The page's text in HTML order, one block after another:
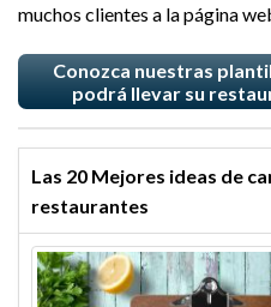
muchos clientes a la página
Conozca nuestras
podrá llevar su
Las 20 Mejores ideas de
restaurantes